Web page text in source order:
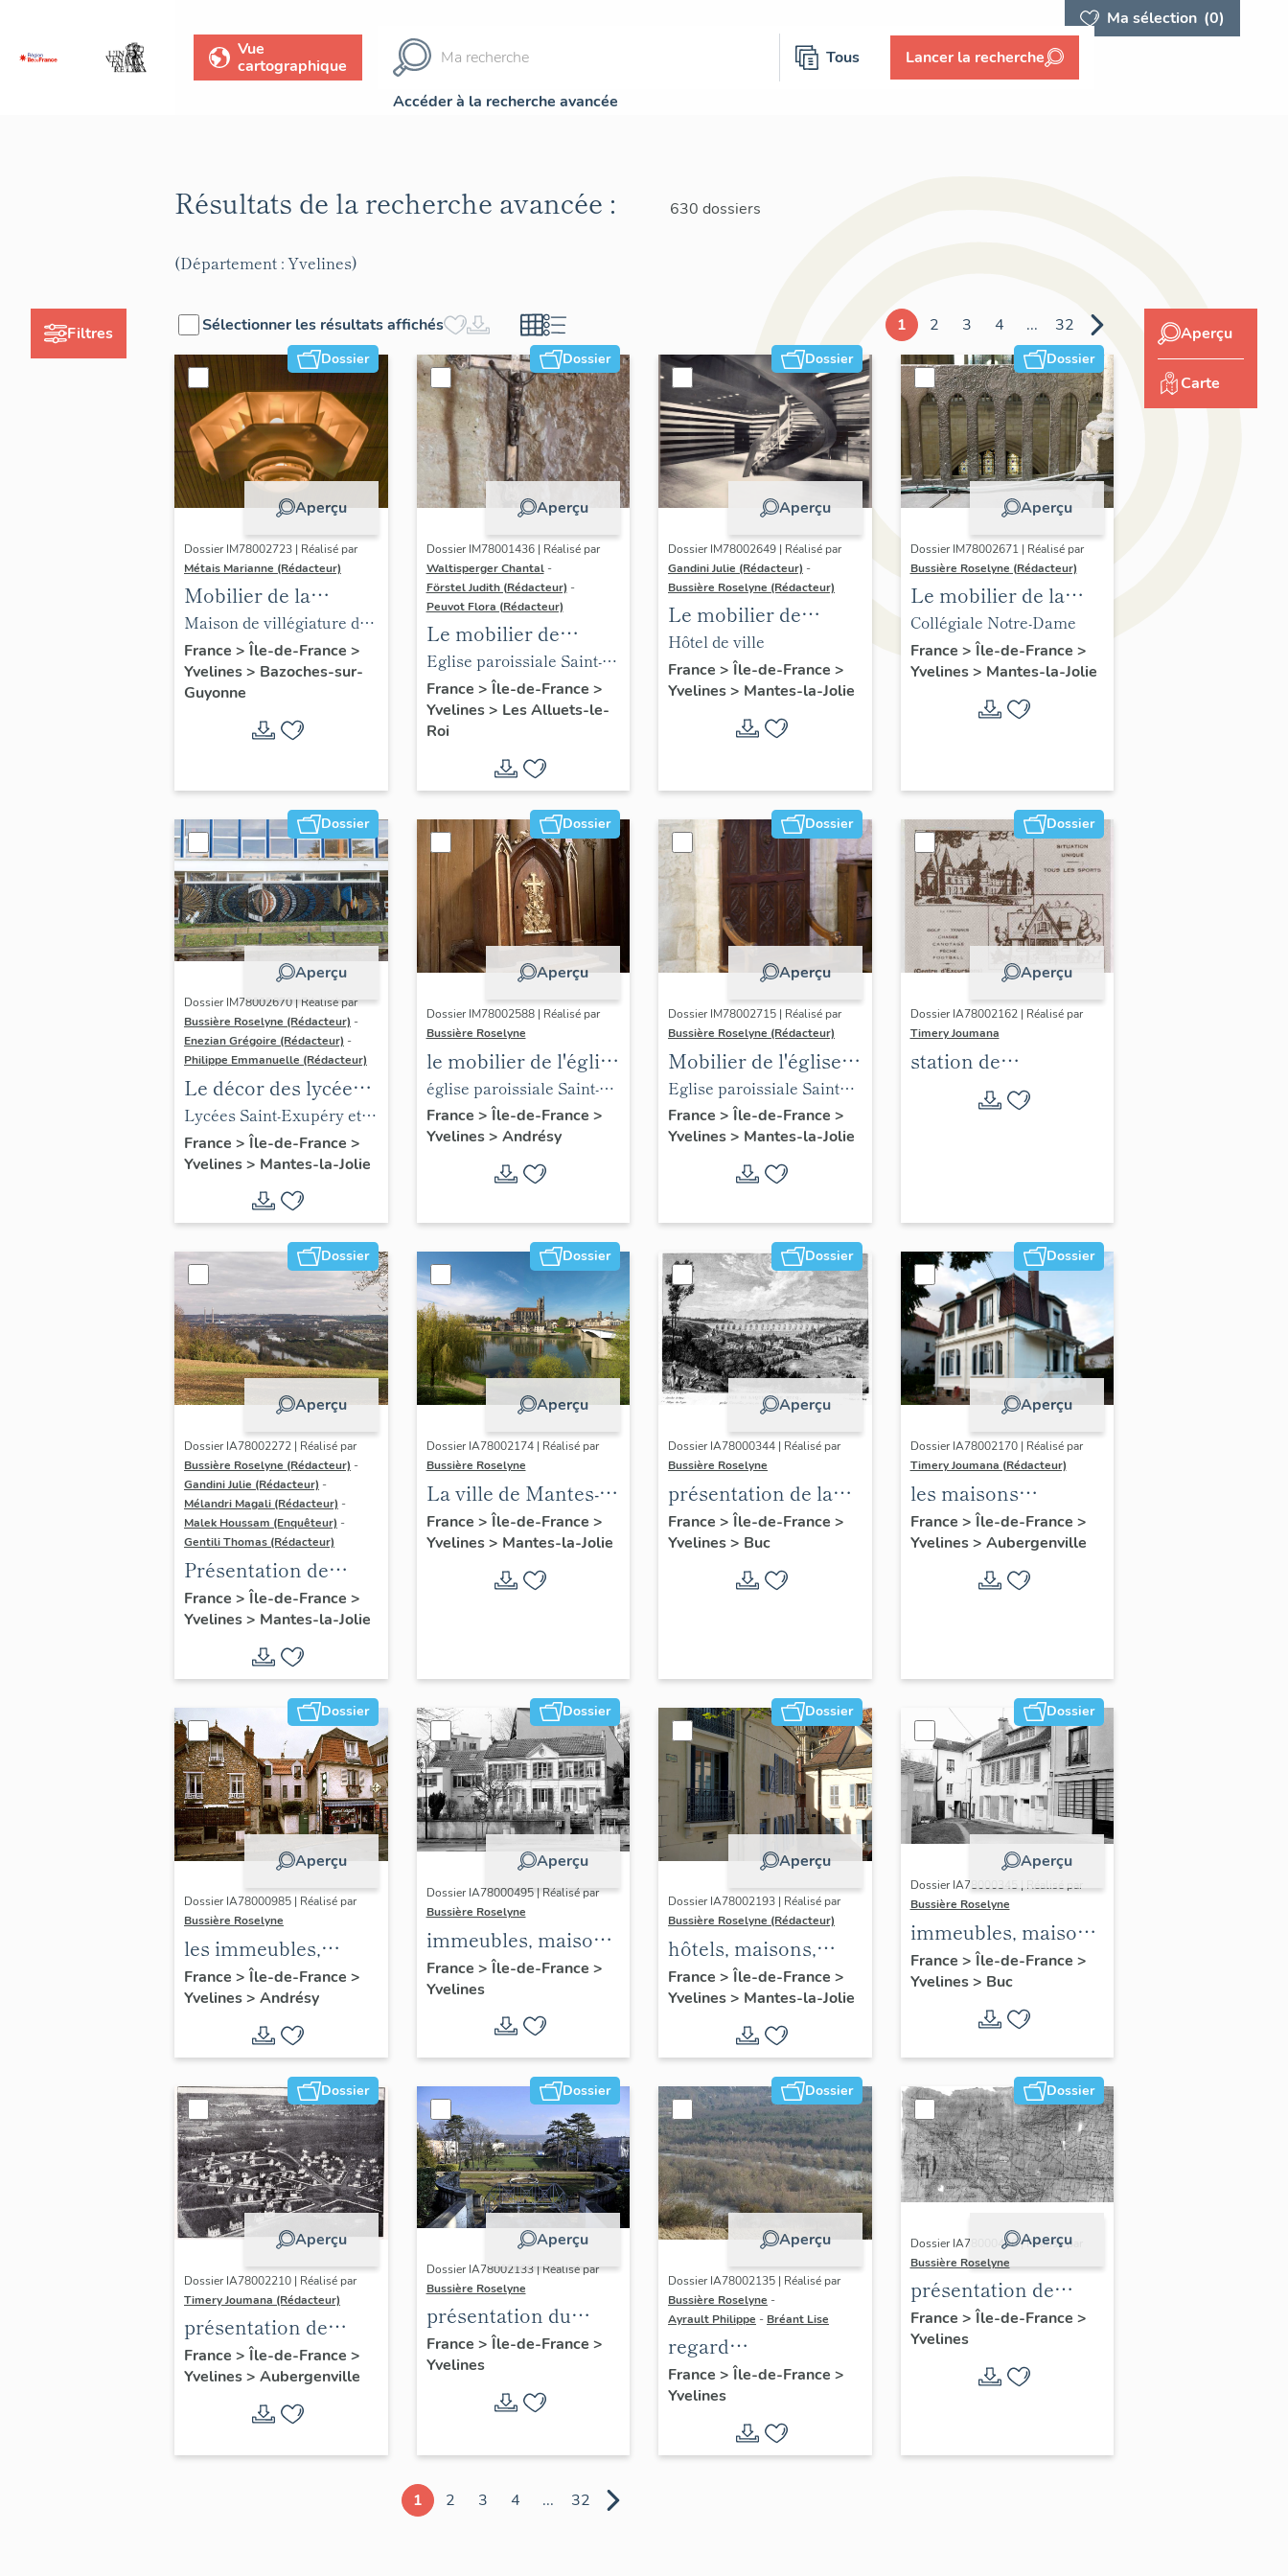
Ma sélection (0)
Vue
cartographique
Tous Lancer la recherche
Accéder à la recherche avancée
Filtres
Résultats de la recherche avancée : 630 dossiers
(Département : Yvelines)
Sélectionner les résultats affichés 1 2 3 4 ... 32
Dossier
Aperçu
Dossier IM78002723 | Réalisé par
Métais Marianne (Rédacteur)
Mobilier de la
maison Louis Carré
Maison de villégiature dite
maison Louis Carré
France > Île-de-France >
Yvelines> Bazoches-sur-
Guyonne
Dossier
Aperçu
Dossier IM78001436 | Réalisé par
Waltisperger Chantal -
Förstel Judith (Rédacteur) -
Peuvot Flora (Rédacteur)
Le mobilier de
l'église paroissiale
Saint-Nicolas
Eglise paroissiale Saint-
Nicolas
France > Île-de-France >
Yvelines> Les Alluets-le-
Roi
Dossier
Aperçu
Dossier IM78002649 | Réalisé par
Gandini Julie (Rédacteur) -
Bussière Roselyne (Rédacteur)
Le mobilier de
l'hôtel de ville
Hôtel de ville
France > Île-de-France >
Yvelines> Mantes-la-Jolie
Dossier
Aperçu
Dossier IM78002671 | Réalisé par
Bussière Roselyne (Rédacteur)
Le mobilier de la
collégiale
Collégiale Notre-Dame
France > Île-de-France >
Yvelines> Mantes-la-Jolie
Dossier
Aperçu
Dossier IM78002670 | Réalisé par
Bussière Roselyne (Rédacteur) -
Enezian Grégoire (Rédacteur) -
Philippe Emmanuelle (Rédacteur)
Le décor des lycées
de Mantes
Lycées Saint-Exupéry et
Jean Rostand
France > Île-de-France >
Yvelines> Mantes-la-Jolie
Dossier
Aperçu
Dossier IM78002588 | Réalisé par
Bussière Roselyne
le mobilier de l'église
Saint-Germain-de-
Paris (liste
supplémentaire)
église paroissiale Saint-
Germain
France > Île-de-France >
Yvelines> Andrésy
Dossier
Aperçu
Dossier IM78002715 | Réalisé par
Bussière Roselyne (Rédacteur)
Mobilier de l'église
Sainte-Anne de
Gassicourt
Eglise paroissiale Sainte-
Anne
France > Île-de-France >
Yvelines> Mantes-la-Jolie
Dossier
Aperçu
Dossier IA78002162 | Réalisé par
Timery Joumana
station de
villégiature
d'Elisabethville
Dossier
Aperçu
Dossier IA78002272 | Réalisé par
Bussière Roselyne (Rédacteur) -
Gandini Julie (Rédacteur) -
Mélandri Magali (Rédacteur) -
Malek Houssam (Enquêteur) -
Gentili Thomas (Rédacteur)
Présentation de
l'étude
France > Île-de-France >
Yvelines> Mantes-la-Jolie
Dossier
Aperçu
Dossier IA78002174 | Réalisé par
Bussière Roselyne
La ville de Mantes-la-
Jolie
France > Île-de-France >
Yvelines> Mantes-la-Jolie
Dossier
Aperçu
Dossier IA78000344 | Réalisé par
Bussière Roselyne
présentation de la
commune de Buc
France > Île-de-France >
Yvelines> Buc
Dossier
Aperçu
Dossier IA78002170 | Réalisé par
Timery Joumana (Rédacteur)
les maisons
d'Elisabethville
France > Île-de-France >
Yvelines> Aubergenville
Dossier
Aperçu
Dossier IA78000985 | Réalisé par
Bussière Roselyne
les immeubles,
maisons et fermes
du canton d'Andrésy
France > Île-de-France >
Yvelines> Andrésy
Dossier
Aperçu
Dossier IA78000495 | Réalisé par
Bussière Roselyne
immeubles, maisons,
fermes
France > Île-de-France >
Yvelines
Dossier
Aperçu
Dossier IA78002193 | Réalisé par
Bussière Roselyne (Rédacteur)
hôtels, maisons,
immeubles
France > Île-de-France >
Yvelines> Mantes-la-Jolie
Dossier
Aperçu
Dossier IA78000345 | Réalisé par
Bussière Roselyne
immeubles, maisons,
fermes
France > Île-de-France >
Yvelines> Buc
Dossier
Aperçu
Dossier IA78002210 | Réalisé par
Timery Joumana (Rédacteur)
présentation de
l'étude
d'Elisabethville
France > Île-de-France >
Yvelines> Aubergenville
Dossier
Aperçu
Dossier IA78002133 | Réalisé par
Bussière Roselyne
présentation du
diagnostic
patrimonial, urbain
et paysager de Seine-
France > Île-de-France >
Yvelines
Dossier
Aperçu
Dossier IA78002135 | Réalisé par
Bussière Roselyne -
Ayrault Philippe - Bréant Lise
regard
photographique sur
le territoire de Seine-
France > Île-de-France >
Yvelines
Dossier
Aperçu
Dossier IA78000496 | Réalisé par
Bussière Roselyne
présentation de
l'étude du
patrimoine de l'aire
d'étude Versailles
périphérie sud
France > Île-de-France >
Yvelines
1 2 3 4 ... 32
Aperçu
Carte